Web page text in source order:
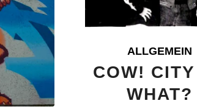
ALLGEMEIN
COW!
WHAT?